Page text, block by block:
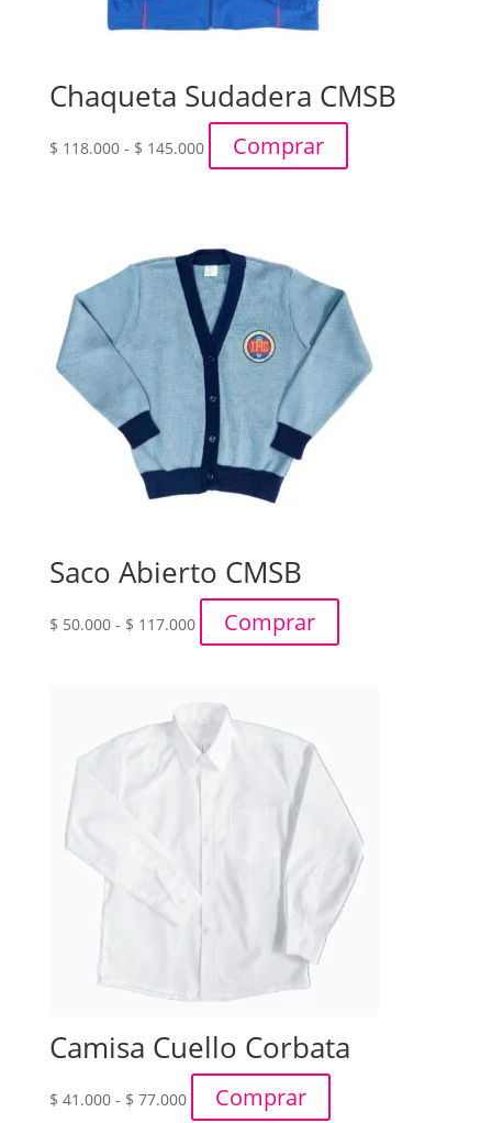
Chaqueta Sudadera CMSB
$ 118.000 - $ 145.000Rango
de
hasta
$ 145.000
Comprar
Saco Abierto CMSB
$ 50.000 - $ 117.000 Rango
de
$ 50.000
hasta
$ 117.000
Comprar
Camisa Cuello Corbata
$ 41.000 - $ 77.000 Rango
de
Comprar